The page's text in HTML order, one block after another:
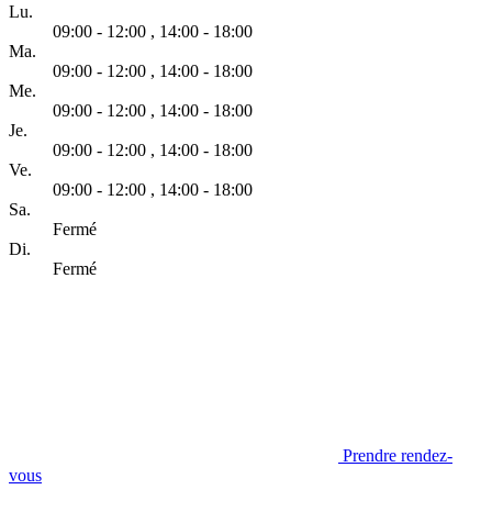
Lu.
09:00 - 12:00 , 14:00 - 18:00
Ma.
09:00 - 12:00 , 14:00 - 18:00
Me.
09:00 - 12:00 , 14:00 - 18:00
Je.
09:00 - 12:00 , 14:00 - 18:00
Ve.
09:00 - 12:00 , 14:00 - 18:00
Sa.
Fermé
Di.
Fermé
Prendre rendez-
vous